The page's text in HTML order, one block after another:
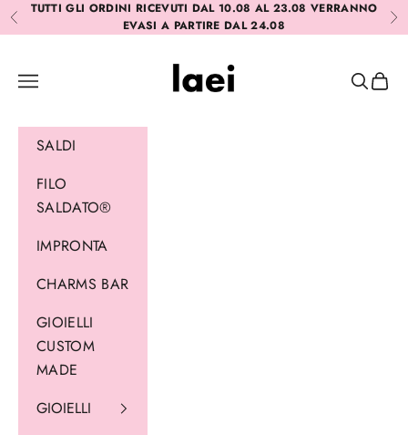
Vai al contenuto
Precedente
TUTTI GLI ORDINI RICEVUTI DAL 10.08 AL 23.08 VERRANNO
EVASI A PARTIRE DAL 24.08
Laei
Menù
Cerca
SALDI
FILO
SALDATO®
IMPRONTA
CHARMS BAR
GIOIELLI
CUSTOM
MADE
GIOIELLI